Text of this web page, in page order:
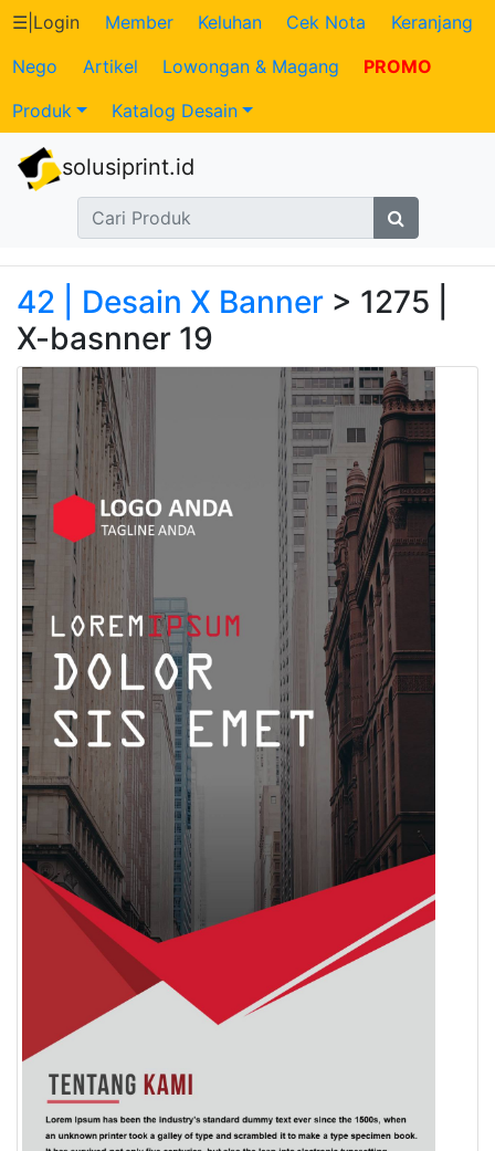
Katalog
Produk
Petugas
Transaksi
Tagihan
Berjalan
Pembayaran
Pendapatan
Fee
Ganti
Password
Logout
☰ Login Member Keluhan Cek Nota
Keranjang
Nego
Artikel Lowongan & Magang
PROMO
Produk
Katalog Desain
solusiprint.id
42 | Desain X Banner > 1275 |
X-basnner 19